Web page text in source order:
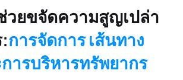
วยขจัดความสูญเปล่า
การจัดการ เส้นทาง
ารบริหารทรัพยากร